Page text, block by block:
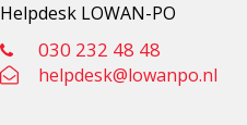
Helpdesk LOWAN-PO
030 232 48 48
helpdesk@lowanpo.nl